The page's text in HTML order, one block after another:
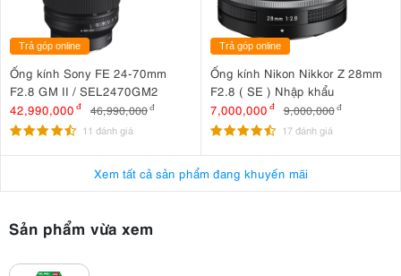
Trả góp online
Ống kính Sony FE 24-70mm
F2.8 GM II / SEL2470GM2
42,990,000 đ 46,990,000đ
11 đánh giá
Trả góp online
Ống kính Nikon Nikkor Z 28mm
F2.8 ( SE ) Nhập khẩu
7,000,000 đ 9,000,000 đ
17 đánh giá
Xem tất cả sản phẩm đang khuyến mãi
Sản phẩm vừa xem